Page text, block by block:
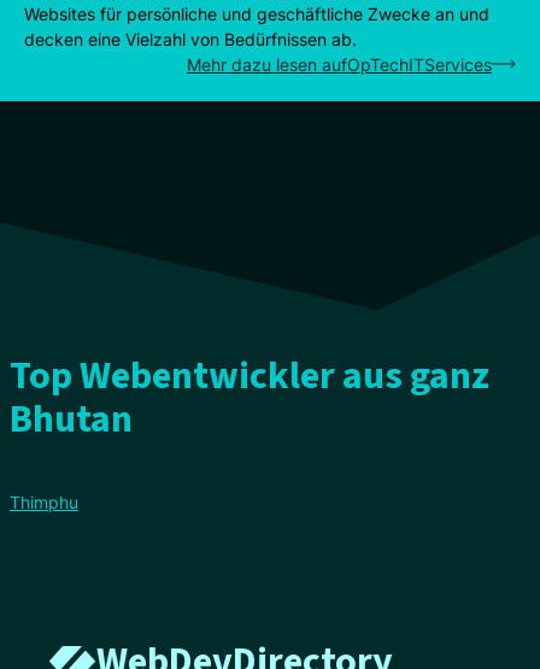
Websites für persönliche und geschäftliche Zwecke an und
decken eine Vielzahl von Bedürfnissen ab.
Mehr dazu lesen aufOpTechITServices
Top Webentwickler aus ganz
Bhutan
Thimphu